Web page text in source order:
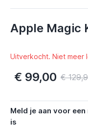
Apple Magic
Uitverkocht. Niet meer
€ 99,00 €
Meld je aan voor
is